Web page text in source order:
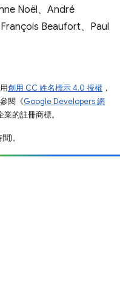
Noël、André
Beaufort、Paul
創用 CC 姓名標示 4.0 授權 ，
閱《Google Developers 網
的註冊商標。
)。